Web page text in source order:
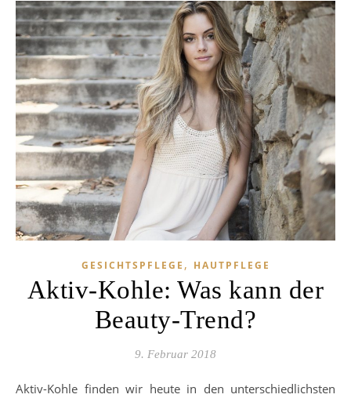
GESICHTSPFLEGE , HAUTPFLEGE
Aktiv-Kohle: Was kann der
Beauty-Trend?
9. Februar 2018
Aktiv-Kohle finden wir heute in den unterschiedlichsten